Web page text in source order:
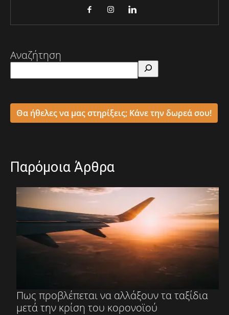
Αναζήτηση
Θα ήθελες να μας στηρίξεις; Κάνε την δωρεά σου!
Παρόμοια Άρθρα
Πως προβλέπεται να αλλάξουν τα ταξίδια
μετά την κρίση του κορονοϊού